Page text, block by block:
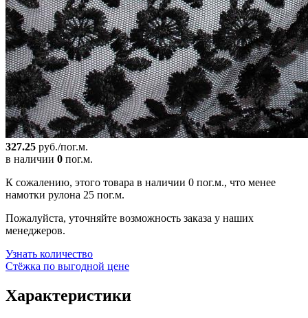
327.25 руб./пог.м.
в наличии 0 пог.м.
К сожалению, этого товара в наличии 0 пог.м., что менее
намотки рулона 25 пог.м.
Пожалуйста, уточняйте возможность заказа у наших
менеджеров.
Узнать количество
Стёжка по выгодной цене
Характеристики